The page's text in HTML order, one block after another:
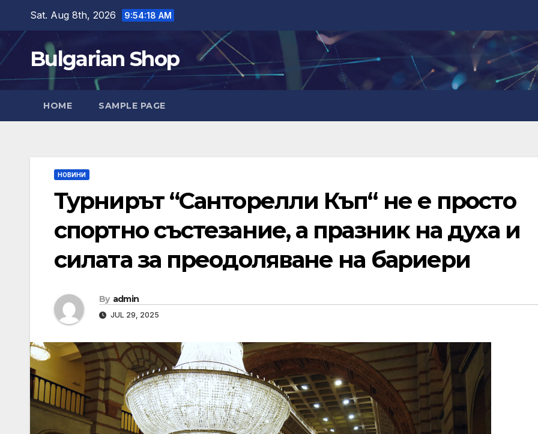
content
Sat. Aug 8th, 2026 9:54:19 AM
Bulgarian Shop
HOME SAMPLE PAGE
НОВИНИ
Турнирът “Санторелли Къп“ не е просто
спортно състезание, а празник на духа и
силата за преодоляване на бариери
By admin
JUL 29, 2025